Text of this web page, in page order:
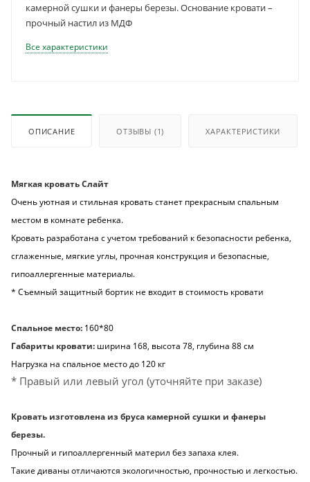
камерной сушки и фанеры березы. Основание кровати –
прочный настил из МДФ
Все характеристики
ОПИСАНИЕ ОТЗЫВЫ (1) ХАРАКТЕРИСТИКИ
Мягкая кровать Слайт
Очень уютная и стильная кровать станет прекрасным спальным
местом в комнате ребенка.
Кровать разработана с учетом требований к безопасности ребенка,
сглаженные, мягкие углы, прочная конструкция и безопасные,
гипоаллергенные материалы.
* Съемный защитный бортик не входит в стоимость кровати
Спальное место: 160*80
Габариты кровати: ширина 168, высота 78, глубина 88 см
Нагрузка на спальное место до 120 кг
* Правый или левый угол (уточняйте при заказе)
Кровать изготовлена из бруса камерной сушки и фанеры
березы.
Прочный и гипоаллергенный материл без запаха клея.
Такие диваны отличаются экологичностью, прочностью и легкостью.